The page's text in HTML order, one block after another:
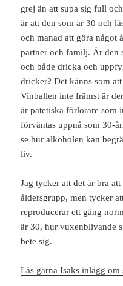
grej än att supa sig full
är att den som är 30 och
och manad att göra något
partner och familj. Är den
och både dricka och
dricker? Det känns som
Vinballen inte främst är
är patetiska förlorare som
förväntas uppnå som 30-
se hur alkoholen kan
liv.
Jag tycker att det är bra
åldersgrupp, men tycker
reproducerar ett gäng
är 30, hur vuxenblivande
bete sig.
Läs gärna Isaks inlägg om